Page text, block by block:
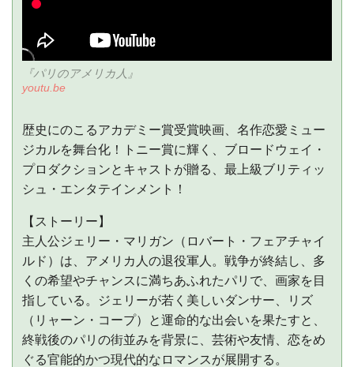
『パリのアメリカ人』
youtu.be
歴史にのこるアカデミー賞受賞映画、名作恋愛ミュー
ジカルを舞台化！トニー賞に輝く、ブロードウェイ・
プロダクションとキャストが贈る、最上級ブリティッ
シュ・エンタテインメント！
【ストーリー】
主人公ジェリー・マリガン（ロバート・フェアチャイ
ルド）は、アメリカ人の退役軍人。戦争が終結し、多
くの希望やチャンスに満ちあふれたパリで、画家を目
指している。ジェリーが若く美しいダンサー、リズ
（リャーン・コープ）と運命的な出会いを果たすと、
終戦後のパリの街並みを背景に、芸術や友情、恋をめ
ぐる官能的かつ現代的なロマンスが展開する。